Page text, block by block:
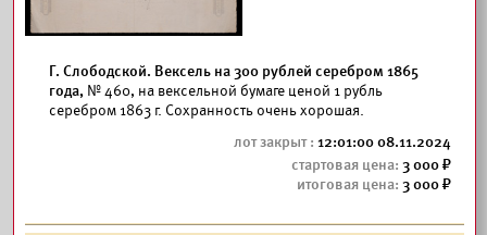
Г. Слободской. Вексель на 300 рублей серебром 1865
года, № 460, на вексельной бумаге ценой 1 рубль
серебром 1863 г. Сохранность очень хорошая.
12:01:00 08.11.2024
3 000
3 000